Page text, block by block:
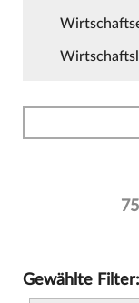
Gewählte Filter: